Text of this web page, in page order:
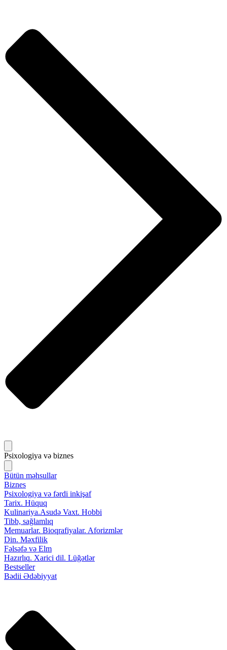
Psixologiya və biznes
Bütün məhsullar
Biznes
Psixologiya və fərdi inkişaf
Tarix. Hüquq
Kulinariya.Asudə Vaxt. Hobbi
Tibb, sağlamlıq
Memuarlar. Bioqrafiyalar. Aforizmlər
Din. Məxfilik
Fəlsəfə və Elm
Hazırlıq. Xarici dil. Lüğətlər
Bestseller
Bədii Ədəbiyyat